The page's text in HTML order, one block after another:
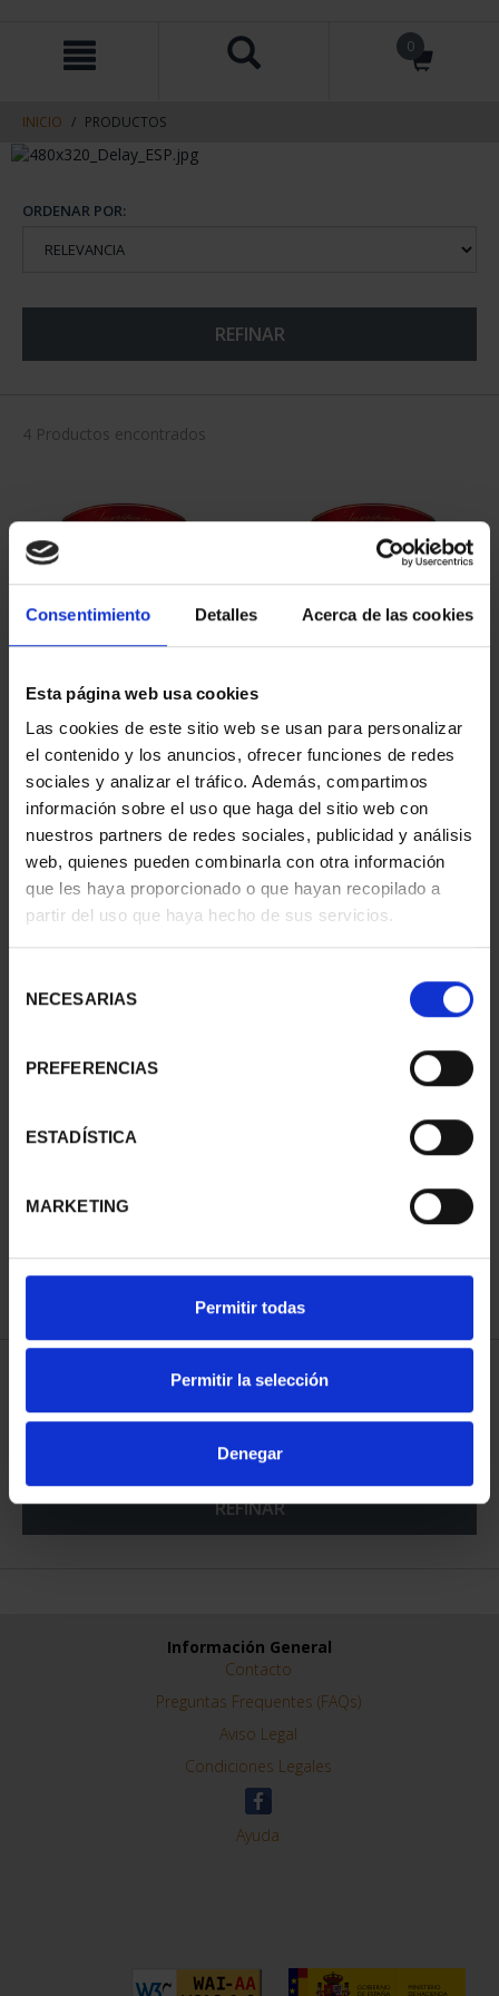
Consentimiento Detalles Acerca de las cookies
Esta página web usa cookies
Las cookies de este sitio web se usan para personalizar
el contenido y los anuncios, ofrecer funciones de redes
sociales y analizar el tráfico. Además, compartimos
información sobre el uso que haga del sitio web con
nuestros partners de redes sociales, publicidad y análisis
web, quienes pueden combinarla con otra información
que les haya proporcionado o que hayan recopilado a
partir del uso que haya hecho de sus servicios.
NECESARIAS
PREFERENCIAS
ESTADÍSTICA
MARKETING
Permitir todas
Permitir la selección
Denegar
contenido
navegacin
0
INICIO PRODUCTOS
ORDENAR POR:
REFINAR
4 Productos encontrados
SUSCRIPCIÓN
CAPITALES DE
PROVINCIA 1
949,00 €
Sólo para usuarios
registrados
SUSCRIPCIÓN
CAPITALES DE
PROVINCIA 2
949,00 €
Sólo para usuarios
registrados
SUSCRIPCIÓN
949,00 €
registrados
SUSCRIPCIÓN
CAPITALES DE
PROVINCIA 4
949,00 €
registrados
REFINAR
Información General
Contacto
Preguntas Frequentes (FAQs)
Aviso Legal
Condiciones Legales
Ayuda